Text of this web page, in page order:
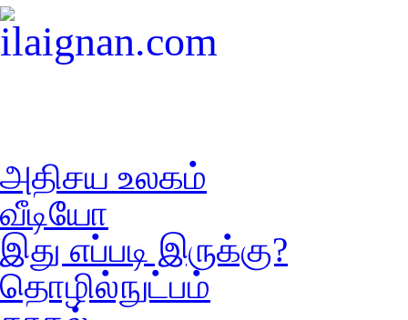
அதிசய உலகம்
வீடியோ
இது எப்படி இருக்கு?
தொழில்நுட்பம்